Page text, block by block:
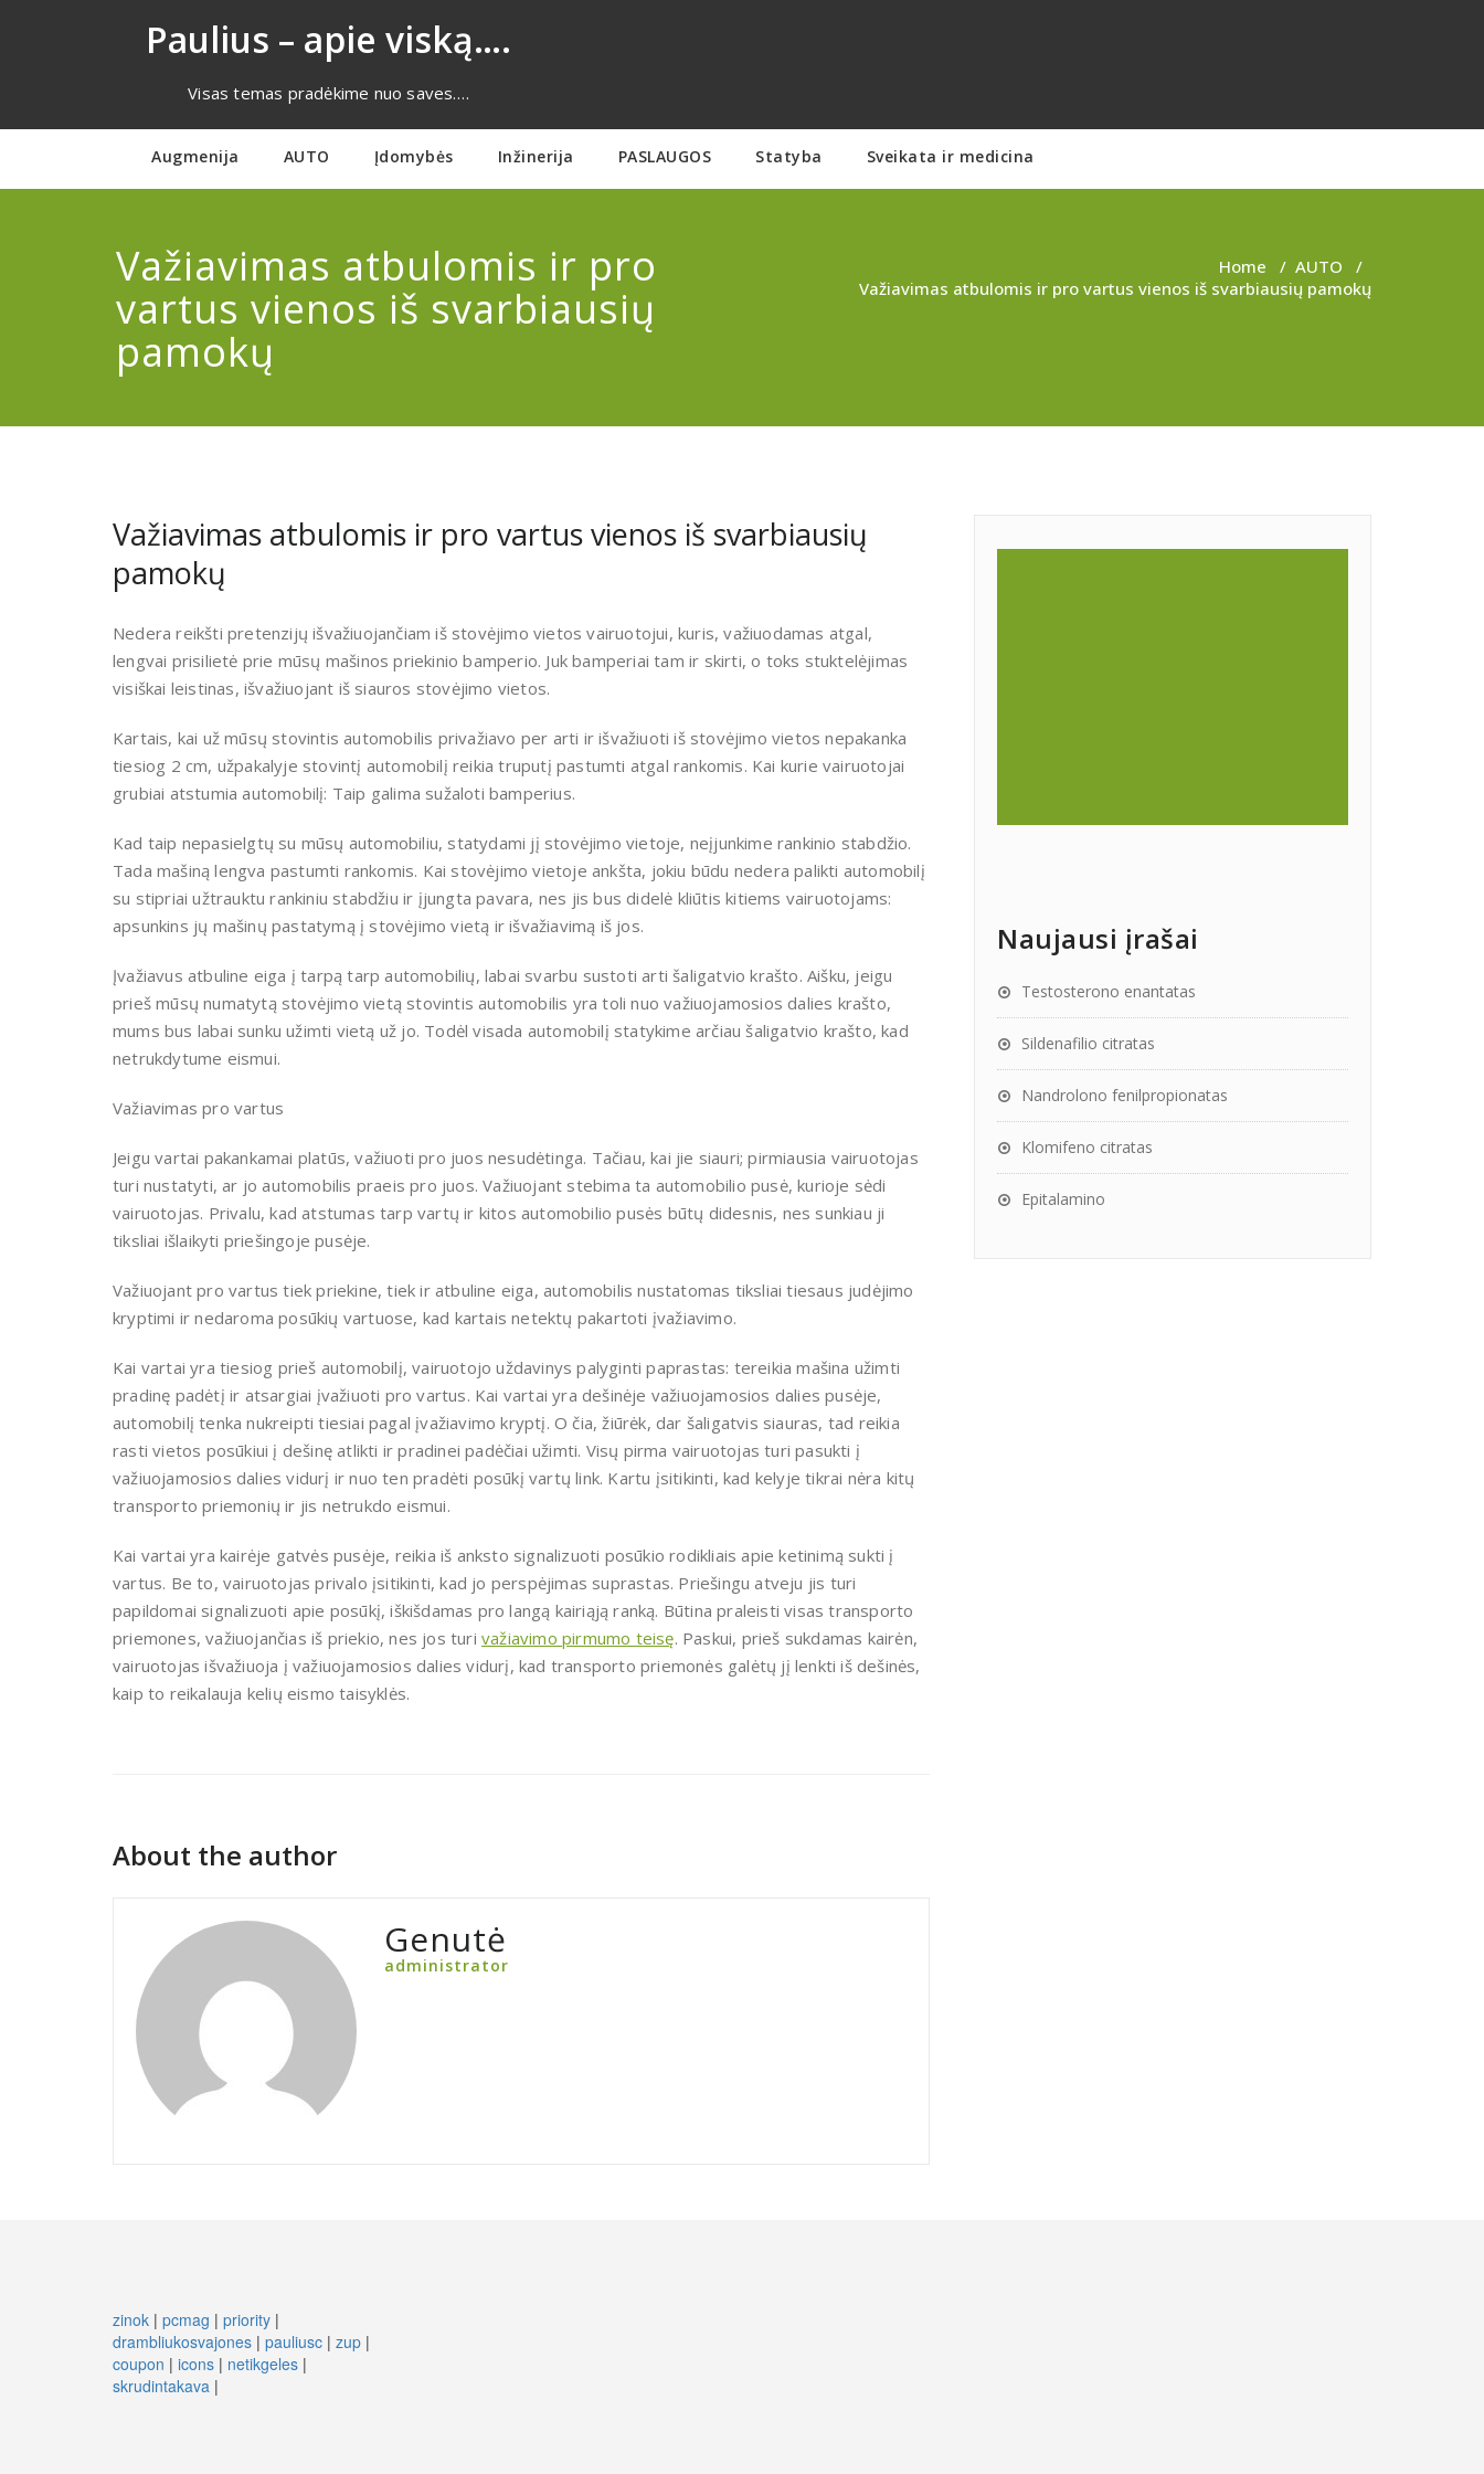
Paulius – apie viską….
Visas temas pradėkime nuo saves….
Augmenija AUTO Įdomybės Inžinerija PASLAUGOS Statyba Sveikata ir medicina
Važiavimas atbulomis ir pro
vartus vienos iš svarbiausių
pamokų
Home / AUTO /
Važiavimas atbulomis ir pro vartus vienos iš svarbiausių pamokų
Važiavimas atbulomis ir pro vartus vienos iš svarbiausių
pamokų
Nedera reikšti pretenzijų išvažiuojančiam iš stovėjimo vietos vairuotojui, kuris, važiuodamas atgal,
lengvai prisilietė prie mūsų mašinos priekinio bamperio. Juk bamperiai tam ir skirti, o toks stuktelėjimas
visiškai leistinas, išvažiuojant iš siauros stovėjimo vietos.
Kartais, kai už mūsų stovintis automobilis privažiavo per arti ir išvažiuoti iš stovėjimo vietos nepakanka
tiesiog 2 cm, užpakalyje stovintį automobilį reikia truputį pastumti atgal rankomis. Kai kurie vairuotojai
grubiai atstumia automobilį: Taip galima sužaloti bamperius.
Kad taip nepasielgtų su mūsų automobiliu, statydami jį stovėjimo vietoje, neįjunkime rankinio stabdžio.
Tada mašiną lengva pastumti rankomis. Kai stovėjimo vietoje ankšta, jokiu būdu nedera palikti automobilį
su stipriai užtrauktu rankiniu stabdžiu ir įjungta pavara, nes jis bus didelė kliūtis kitiems vairuotojams:
apsunkins jų mašinų pastatymą į stovėjimo vietą ir išvažiavimą iš jos.
Įvažiavus atbuline eiga į tarpą tarp automobilių, labai svarbu sustoti arti šaligatvio krašto. Aišku, jeigu
prieš mūsų numatytą stovėjimo vietą stovintis automobilis yra toli nuo važiuojamosios dalies krašto,
mums bus labai sunku užimti vietą už jo. Todėl visada automobilį statykime arčiau šaligatvio krašto, kad
netrukdytume eismui.
Važiavimas pro vartus
Jeigu vartai pakankamai platūs, važiuoti pro juos nesudėtinga. Tačiau, kai jie siauri; pirmiausia vairuotojas
turi nustatyti, ar jo automobilis praeis pro juos. Važiuojant stebima ta automobilio pusė, kurioje sėdi
vairuotojas. Privalu, kad atstumas tarp vartų ir kitos automobilio pusės būtų didesnis, nes sunkiau ji
tiksliai išlaikyti priešingoje pusėje.
Važiuojant pro vartus tiek priekine, tiek ir atbuline eiga, automobilis nustatomas tiksliai tiesaus judėjimo
kryptimi ir nedaroma posūkių vartuose, kad kartais netektų pakartoti įvažiavimo.
Kai vartai yra tiesiog prieš automobilį, vairuotojo uždavinys palyginti paprastas: tereikia mašina užimti
pradinę padėtį ir atsargiai įvažiuoti pro vartus. Kai vartai yra dešinėje važiuojamosios dalies pusėje,
automobilį tenka nukreipti tiesiai pagal įvažiavimo kryptį. O čia, žiūrėk, dar šaligatvis siauras, tad reikia
rasti vietos posūkiui į dešinę atlikti ir pradinei padėčiai užimti. Visų pirma vairuotojas turi pasukti į
važiuojamosios dalies vidurį ir nuo ten pradėti posūkį vartų link. Kartu įsitikinti, kad kelyje tikrai nėra kitų
transporto priemonių ir jis netrukdo eismui.
Kai vartai yra kairėje gatvės pusėje, reikia iš anksto signalizuoti posūkio rodikliais apie ketinimą sukti į
vartus. Be to, vairuotojas privalo įsitikinti, kad jo perspėjimas suprastas. Priešingu atveju jis turi
papildomai signalizuoti apie posūkį, iškišdamas pro langą kairiąją ranką. Būtina praleisti visas transporto
priemones, važiuojančias iš priekio, nes jos turi važiavimo pirmumo teisę. Paskui, prieš sukdamas kairėn,
vairuotojas išvažiuoja į važiuojamosios dalies vidurį, kad transporto priemonės galėtų jį lenkti iš dešinės,
kaip to reikalauja kelių eismo taisyklės.
About the author
Genutė
administrator
Naujausi įrašai
Testosterono enantatas
Sildenafilio citratas
Nandrolono fenilpropionatas
Klomifeno citratas
Epitalamino
zinok | pcmag | priority |
drambliukosvajones | pauliusc | zup |
coupon | icons | netikgeles |
skrudintakava |